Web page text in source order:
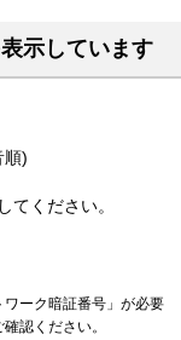
示しています
順)
てください。
ワーク暗証番号」が必要
確認ください。